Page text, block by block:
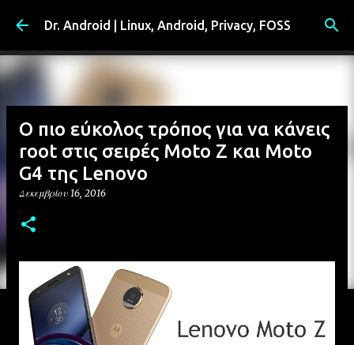
Μετάβαση στο κύριο περιεχόμενο
Dr. Android | Linux, Android, Privacy, FOSS
Ο πιο εύκολος τρόπος για να κάνεις
root στις σειρές Moto Z και Moto
G4 της Lenovo
Δεκεμβρίου 16, 2016